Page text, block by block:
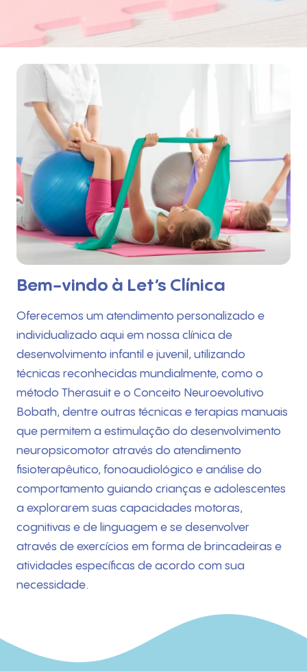
Bem-vindo à Let’s Clínica
Oferecemos um atendimento personalizado e
individualizado aqui em nossa clínica de
desenvolvimento infantil e juvenil, utilizando
técnicas reconhecidas mundialmente, como o
método Therasuit e o Conceito Neuroevolutivo
Bobath, dentre outras técnicas e terapias manuais
que permitem a estimulação do desenvolvimento
neuropsicomotor através do atendimento
fisioterapêutico, fonoaudiológico e análise do
comportamento guiando crianças e adolescentes
a explorarem suas capacidades motoras,
cognitivas e de linguagem e se desenvolver
através de exercícios em forma de brincadeiras e
atividades específicas de acordo com sua
necessidade.